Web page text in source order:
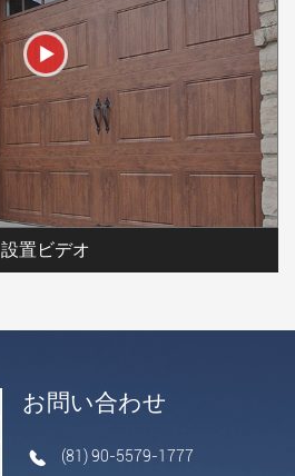
設置ビデオ
お問い合わせ
(81) 90-5579-1777